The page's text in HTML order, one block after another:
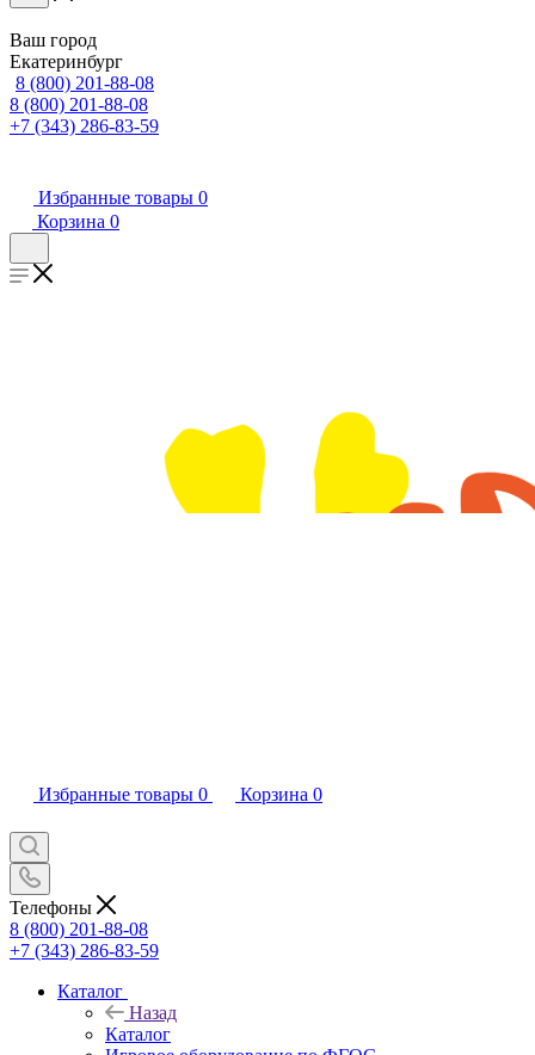
Ваш город
Екатеринбург
8 (800) 201-88-08
8 (800) 201-88-08
+7 (343) 286-83-59
Избранные товары 0
Корзина 0
Избранные товары 0 Корзина 0
Телефоны
8 (800) 201-88-08
+7 (343) 286-83-59
Каталог
Назад
Каталог